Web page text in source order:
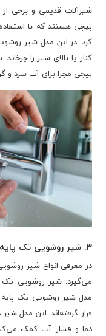
شیرآلات قدیمی و برخی
پیچی هستند که با
کرد. در این مدل شیر
کنار یا بالای شیر را
پیچی مجزا برای آب سرد و
3. شیر روشویی تک پایه
در معرفی انواع شیر
می‌گیرد. شیر روشویی تک
مدل شیر روشویی یک پایه
قرار گرفته‌اند. این مدل
دما و فشار آب کمک